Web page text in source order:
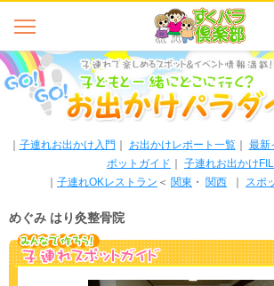
子連れお出かけ入門 お出かけレポート一覧｜ 最新
ポットガイド
子連れお出かけ
子連れOKレストラン ＜ 関東 ・ 関西 スポ
めぐみ はり灸整骨院